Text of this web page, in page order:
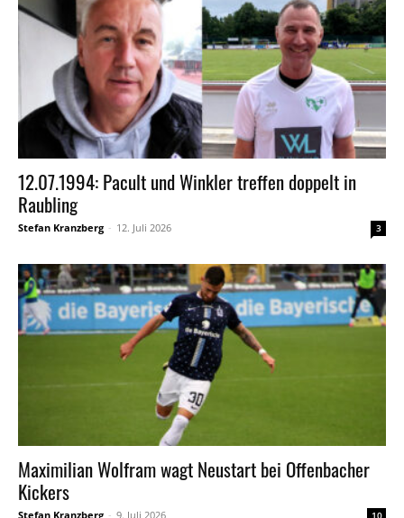
12.07.1994: Pacult und Winkler treffen doppelt in
Raubling
Stefan Kranzberg - 12. Juli 2026 3
Maximilian Wolfram wagt Neustart bei Offenbacher
Kickers
Stefan Kranzberg - 9. Juli 2026 10